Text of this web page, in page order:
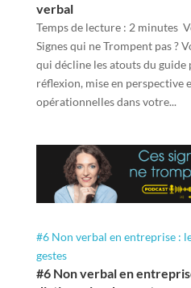
verbal
Temps de lecture : 2 minutes
Signes qui ne Trompent pas ?
qui décline les atouts du guide
réflexion, mise en perspective
opérationnelles dans votre...
#6 Non verbal en entreprise :
gestes
#6 Non verbal en